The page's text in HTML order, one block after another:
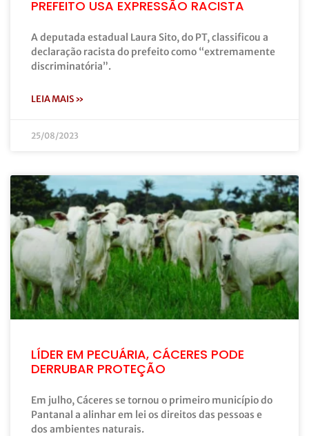
PREFEITO USA EXPRESSÃO RACISTA
A deputada estadual Laura Sito, do PT, classificou a
declaração racista do prefeito como “extremamente
discriminatória”.
LEIA MAIS »
25/08/2023
LÍDER EM PECUÁRIA, CÁCERES PODE
DERRUBAR PROTEÇÃO
Em julho, Cáceres se tornou o primeiro município do
Pantanal a alinhar em lei os direitos das pessoas e
dos ambientes naturais.